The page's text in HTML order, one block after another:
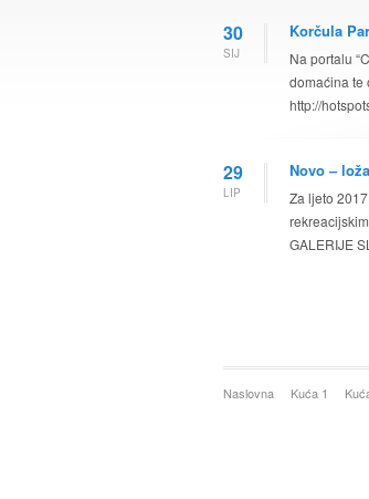
30
SIJ
Korčula
Na portalu
domaćina te
http://
29
LIP
Novo –
Za ljeto
GALERIJE
Naslovna Kuća 1